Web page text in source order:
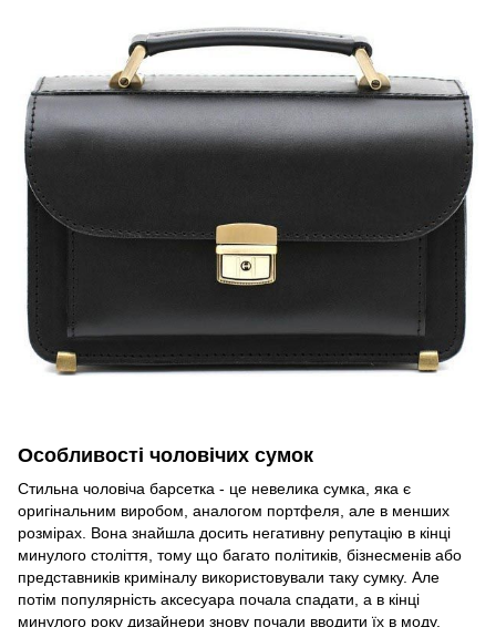
Особливості чоловічих сумок
Стильна чоловіча барсетка - це невелика сумка, яка є
оригінальним виробом, аналогом портфеля, але в менших
розмірах. Вона знайшла досить негативну репутацію в кінці
минулого століття, тому що багато політиків, бізнесменів або
представників криміналу використовували таку сумку. Але
потім популярність аксесуара почала спадати, а в кінці
минулого року дизайнери знову почали вводити їх в моду.